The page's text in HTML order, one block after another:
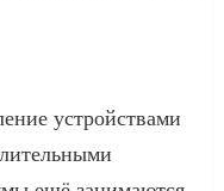
устройствами